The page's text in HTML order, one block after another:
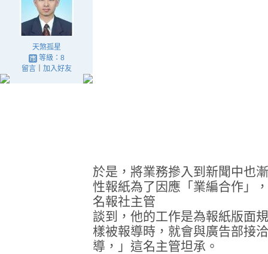
天煞孤星
等級：8
留言｜ 加入好友
於是，將業務摻入到新聞中也
性報紙為了因應「業編合作」
名報社主管
談到，他的工作是為報紙版面
樣被報導時，就會與廣告部接
導，」這名主管坦承。